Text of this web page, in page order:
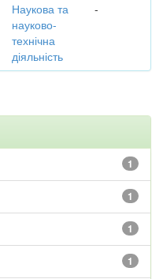
Наукова та
науково-
технічна
діяльність
-
1
1
1
1